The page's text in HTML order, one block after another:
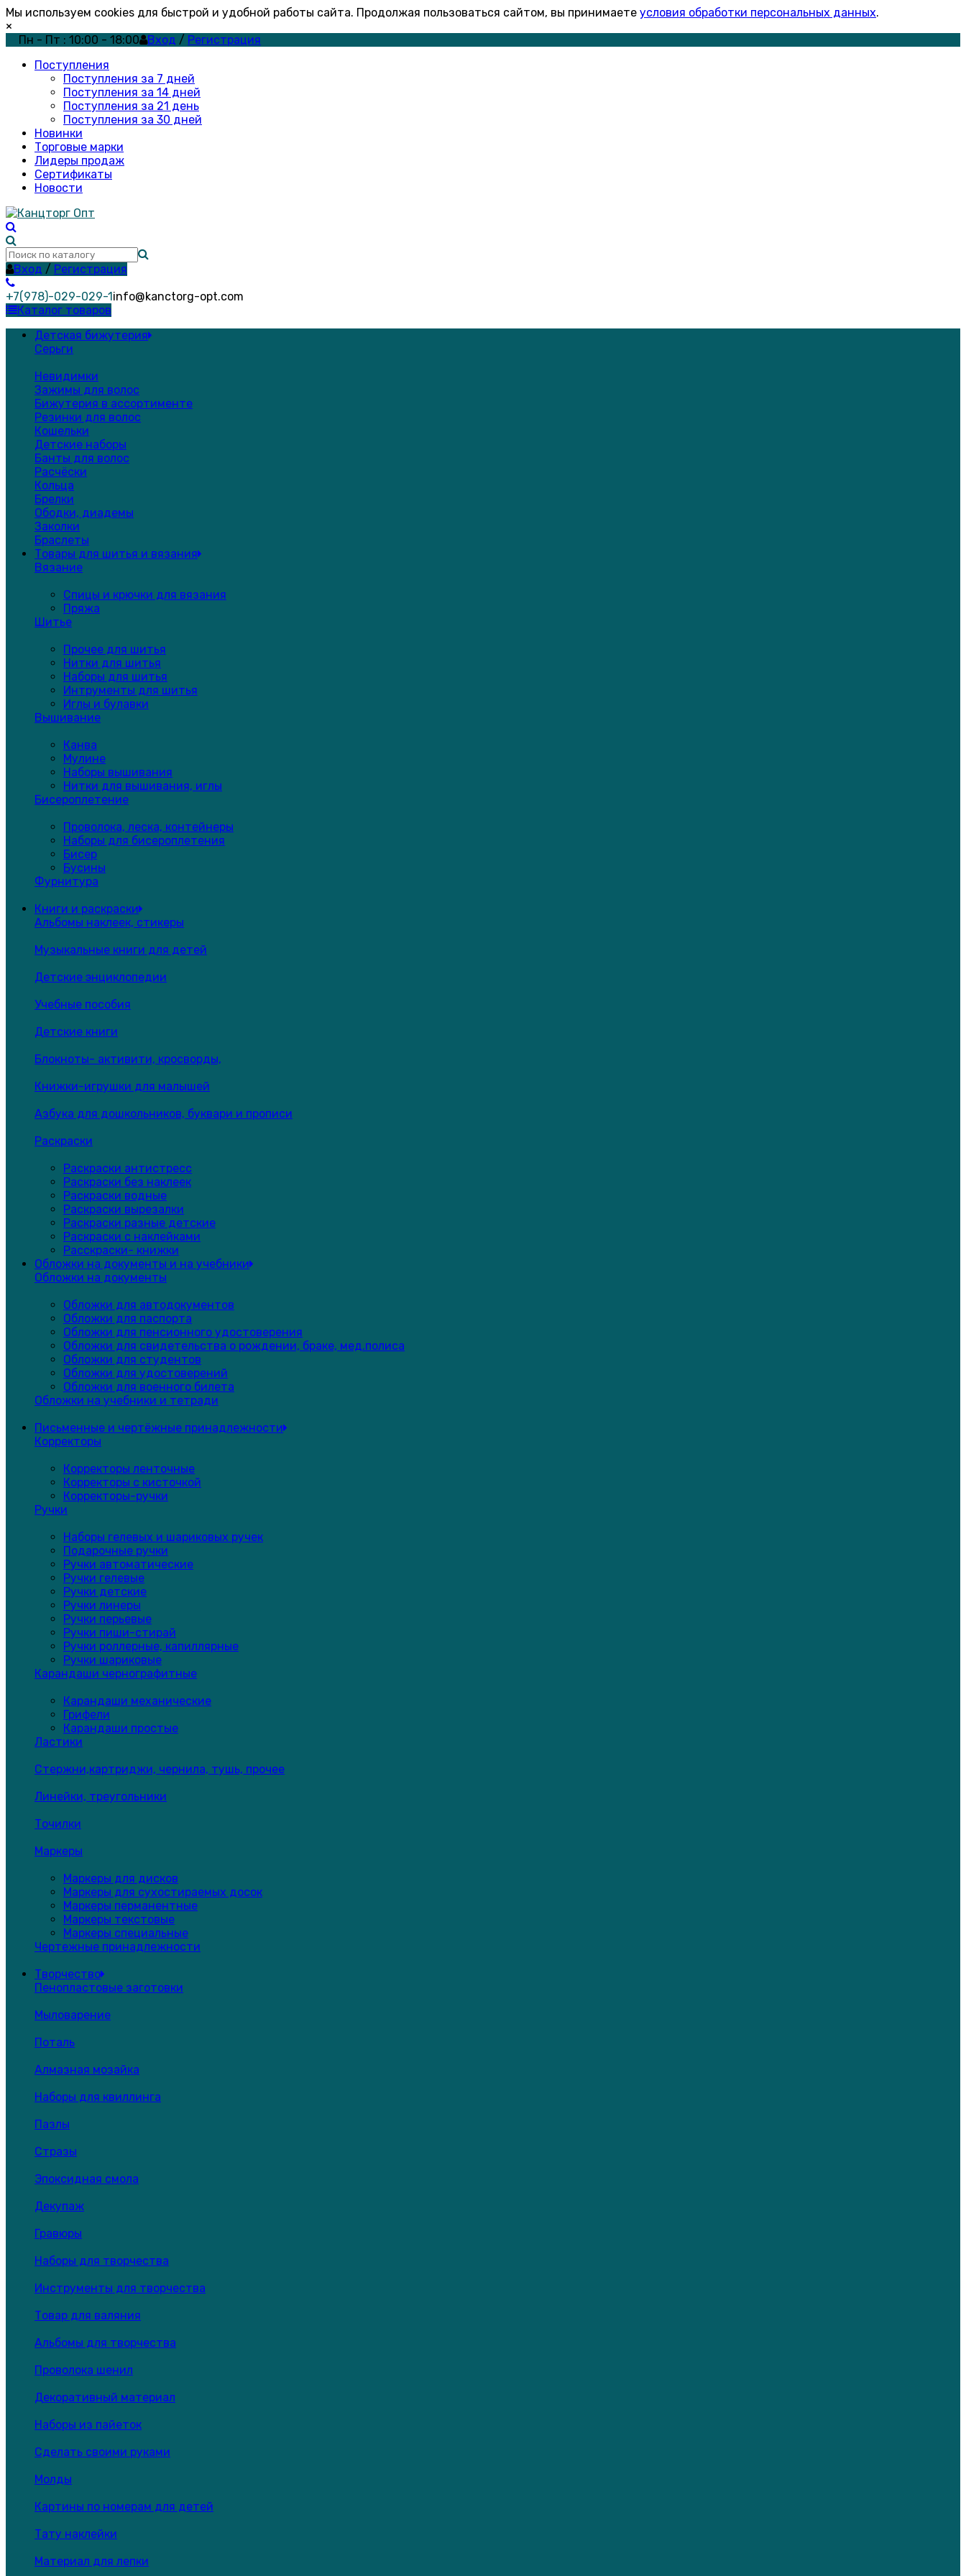
Мы используем cookies для быстрой и удобной работы сайта. Продолжая пользоваться сайтом, вы принимаете условия обработки персональных данных.
×
Пн - Пт : 10:00 - 18:00
Вход / Регистрация
Поступления
Поступления за 7 дней
Поступления за 14 дней
Поступления за 21 день
Поступления за 30 дней
Новинки
Торговые марки
Лидеры продаж
Сертификаты
Новости
Вход / Регистрация
+7(978)-029-029-1info@kanctorg-opt.com
Каталог товаров
Детская бижутерия
Серьги
Невидимки
Зажимы для волос
Бижутерия в ассортименте
Резинки для волос
Кошельки
Детские наборы
Банты для волос
Расчёски
Кольца
Брелки
Ободки, диадемы
Заколки
Браслеты
Товары для шитья и вязания
Вязание
Спицы и крючки для вязания
Пряжа
Шитье
Прочее для шитья
Нитки для шитья
Наборы для шитья
Интрументы для шитья
Иглы и булавки
Вышивание
Канва
Мулине
Наборы вышивания
Нитки для вышивания, иглы
Бисероплетение
Проволока, леска, контейнеры
Наборы для бисероплетения
Бисер
Бусины
Фурнитура
Книги и раскраски
Альбомы наклеек, стикеры
Музыкальные книги для детей
Детские энциклопедии
Учебные пособия
Детские книги
Блокноты- активити, кросворды,
Книжки-игрушки для малышей
Азбука для дошкольников, буквари и прописи
Раскраски
Раскраски антистресс
Раскраски без наклеек
Раскраски водные
Раскраски вырезалки
Раскраски разные детские
Раскраски с наклейками
Расскраски- книжки
Обложки на документы и на учебники
Обложки на документы
Обложки для автодокументов
Обложки для паспорта
Обложки для пенсионного удостоверения
Обложки для свидетельства о рождении, браке, мед.полиса
Обложки для студентов
Обложки для удостоверений
Обложки для военного билета
Обложки на учебники и тетради
Письменные и чертёжные принадлежности
Корректоры
Корректоры ленточные
Корректоры с кисточкой
Корректоры-ручки
Ручки
Наборы гелевых и шариковых ручек
Подарочные ручки
Ручки автоматические
Ручки гелевые
Ручки детские
Ручки линеры
Ручки перьевые
Ручки пиши-стирай
Ручки роллерные, капиллярные
Ручки шариковые
Карандаши чернографитные
Карандаши механические
Грифели
Карандаши простые
Ластики
Стержни,картриджи, чернила, тушь, прочее
Линейки, треугольники
Точилки
Маркеры
Маркеры для дисков
Маркеры для сухостираемых досок
Маркеры перманентные
Маркеры текстовые
Маркеры специальные
Чертежные принадлежности
Творчество
Пенопластовые заготовки
Мыловарение
Поталь
Алмазная мозайка
Наборы для квиллинга
Пазлы
Стразы
Эпоксидная смола
Декупаж
Гравюры
Наборы для творчества
Инструменты для творчества
Товар для валяния
Альбомы для творчества
Проволока шенил
Декоративный материал
Наборы из пайеток
Сделать своими руками
Молды
Картины по номерам для детей
Тату наклейки
Материал для лепки